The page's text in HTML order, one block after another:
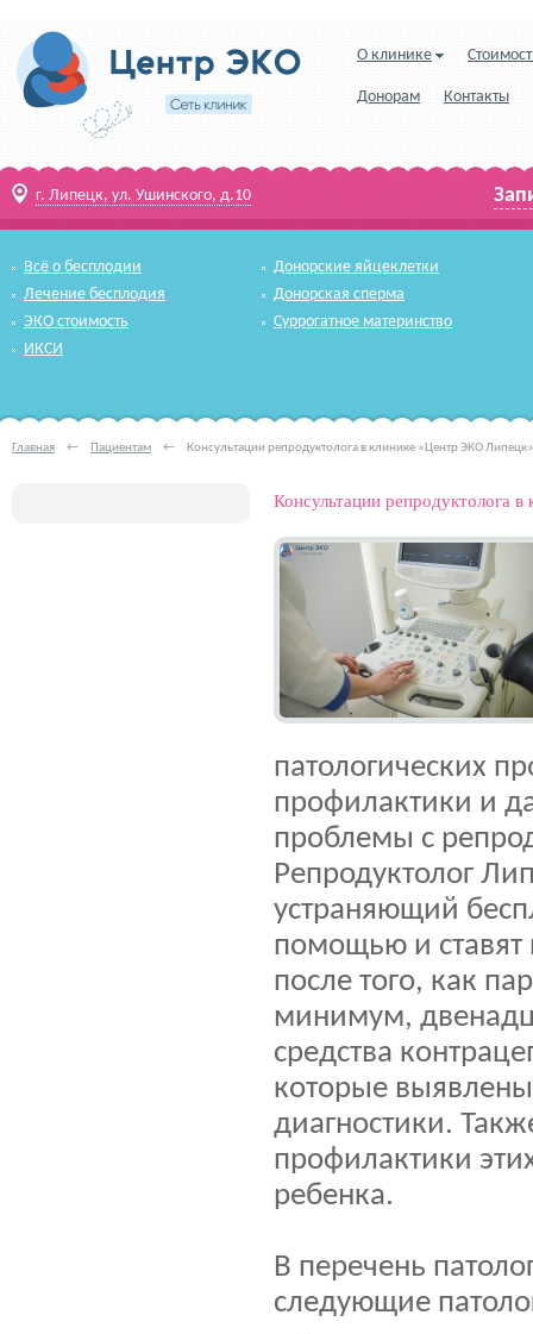
О клинике
Донорам Контакты
г. Липецк, ул. Ушинского, д.10
Всё о бесплодии
Лечение бесплодия
ЭКО стоимость
ИКСИ
Донорские яйцеклетки
Донорская сперма
Суррогатное материнство
Главная ← Пациентам ← Консультации репродуктолога в клинике «Центр ЭКО Липецк»
Консультации репродуктолога
патологических
профилактики и
проблемы с
Репродуктолог
устраняющий
помощью и ставят
после того, как
минимум,
средства
которые
диагностики.
профилактики
ребенка.
В перечень
следующие